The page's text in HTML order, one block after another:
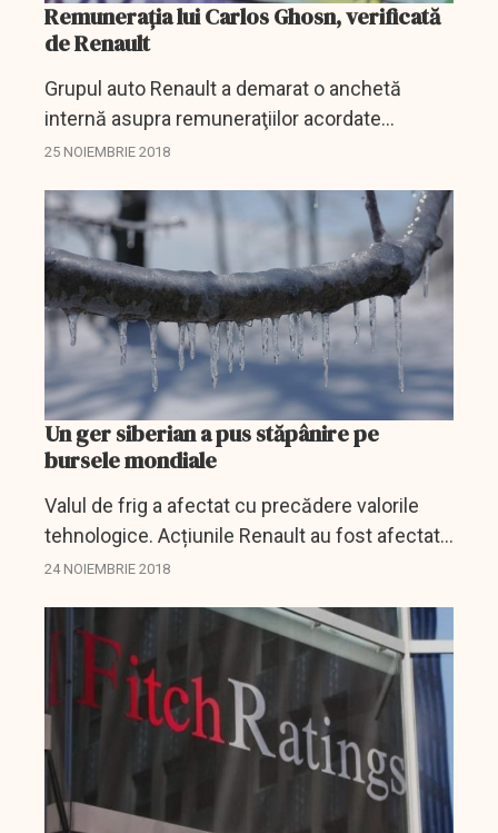
Remuneraţia lui Carlos Ghosn, verificată
de Renault
Grupul auto Renault a demarat o anchetă
internă asupra remuneraţiilor acordate
preşedintelui director general, Carlos Ghosn,
parte din venituri şi...
25 NOIEMBRIE 2018
Un ger siberian a pus stăpânire pe
bursele mondiale
Valul de frig a afectat cu precădere valorile
tehnologice. Acțiunile Renault au fost afectate
de arestarea, la Tokio, a directorului general al
24 NOIEMBRIE 2018